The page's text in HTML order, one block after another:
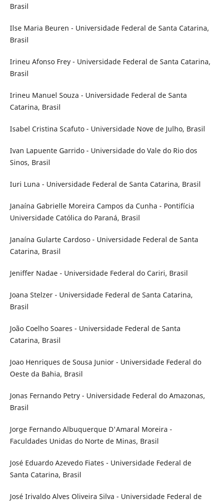
Brasil
Ilse Maria Beuren - Universidade Federal de Santa Catarina,
Brasil
Irineu Afonso Frey - Universidade Federal de Santa Catarina,
Brasil
Irineu Manuel Souza - Universidade Federal de Santa
Catarina, Brasil
Isabel Cristina Scafuto - Universidade Nove de Julho, Brasil
Ivan Lapuente Garrido - Universidade do Vale do Rio dos
Sinos, Brasil
Iuri Luna - Universidade Federal de Santa Catarina, Brasil
Janaína Gabrielle Moreira Campos da Cunha - Pontifícia
Universidade Católica do Paraná, Brasil
Janaína Gularte Cardoso - Universidade Federal de Santa
Catarina, Brasil
Jeniffer Nadae - Universidade Federal do Cariri, Brasil
Joana Stelzer - Universidade Federal de Santa Catarina,
Brasil
João Coelho Soares - Universidade Federal de Santa
Catarina, Brasil
Joao Henriques de Sousa Junior - Universidade Federal do
Oeste da Bahia, Brasil
Jonas Fernando Petry - Universidade Federal do Amazonas,
Brasil
Jorge Fernando Albuquerque D'Amaral Moreira -
Faculdades Unidas do Norte de Minas, Brasil
José Eduardo Azevedo Fiates - Universidade Federal de
Santa Catarina, Brasil
José Irivaldo Alves Oliveira Silva - Universidade Federal de